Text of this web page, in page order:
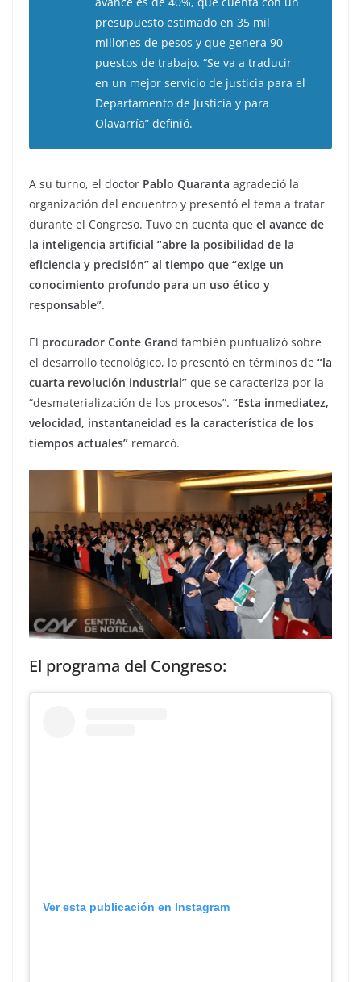
presupuesto estimado en 35 mil
millones de pesos y que genera 90
puestos de trabajo. “Se va a traducir
en un mejor servicio de justicia para el
Departamento de Justicia y para
Olavarría” definió.
A su turno, el doctor Pablo Quaranta agradeció la
organización del encuentro y presentó el tema a tratar
durante el Congreso. Tuvo en cuenta que el avance de
la inteligencia artificial “abre la posibilidad de la
eficiencia y precisión” al tiempo que “exige un
conocimiento profundo para un uso ético y
responsable”.
El procurador Conte Grand también puntualizó sobre
el desarrollo tecnológico, lo presentó en términos de “la
cuarta revolución industrial” que se caracteriza por la
“desmaterialización de los procesos”. “Esta inmediatez,
velocidad, instantaneidad es la característica de los
tiempos actuales” remarcó.
El programa del Congreso:
Ver esta publicación en Instagram